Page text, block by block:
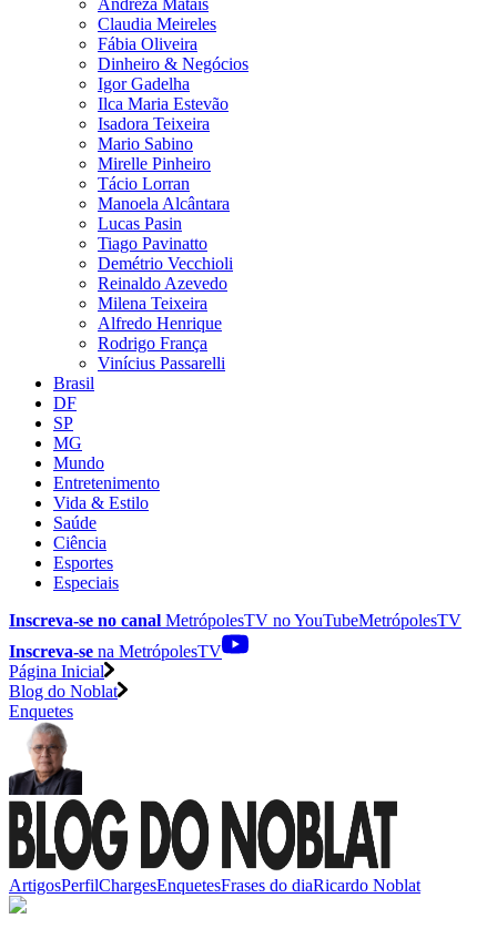
Claudia Meireles
Fábia Oliveira
Dinheiro & Negócios
Igor Gadelha
Ilca Maria Estevão
Isadora Teixeira
Mario Sabino
Mirelle Pinheiro
Tácio Lorran
Manoela Alcântara
Lucas Pasin
Tiago Pavinatto
Demétrio Vecchioli
Reinaldo Azevedo
Milena Teixeira
Alfredo Henrique
Rodrigo França
Vinícius Passarelli
Brasil
DF
SP
MG
Mundo
Entretenimento
Vida & Estilo
Saúde
Ciência
Esportes
Especiais
Inscreva-se no canal MetrópolesTV noYouTubeMetrópolesTV
Inscreva-se na MetrópolesTV
Página Inicial
Blog do Noblat
Enquetes
ArtigosPerfilChargesEnquetesFrases do diaRicardo Noblat